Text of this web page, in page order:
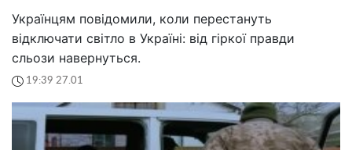
Українцям повідомили, коли перестануть
відключати світло в Україні: від гіркої правди
сльози навернуться.
19:39 27.01